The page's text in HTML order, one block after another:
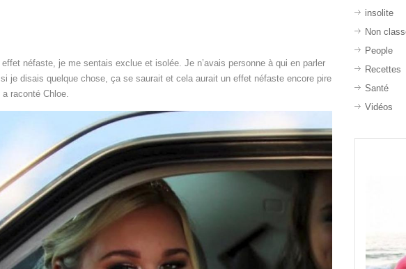
effet néfaste, je me sentais exclue et isolée. Je n’avais personne à qui en parler
je disais quelque chose, ça se saurait et cela aurait un effet néfaste encore pire
raconté Chloe.
insolite
Non
People
Recettes
Santé
Vidéos